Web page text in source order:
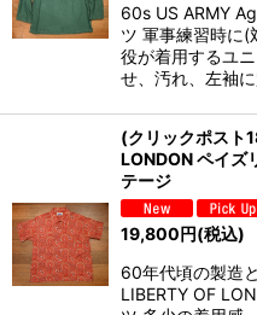
60s US ARMY
ツ 軍事練習時に(
役が着用するユ
せ、汚れ、左袖
(クリックポスト
LONDON ペイズ
テージ
19,800円(税込)
60年代頃の製造
LIBERTY OF